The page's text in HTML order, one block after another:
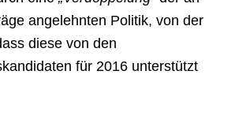
angelehnten Politik, von der
diese von den
für 2016 unterstützt